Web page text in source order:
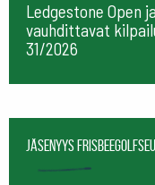
Ledgestone Open
vauhdittavat
31/2026
Jäsenyys